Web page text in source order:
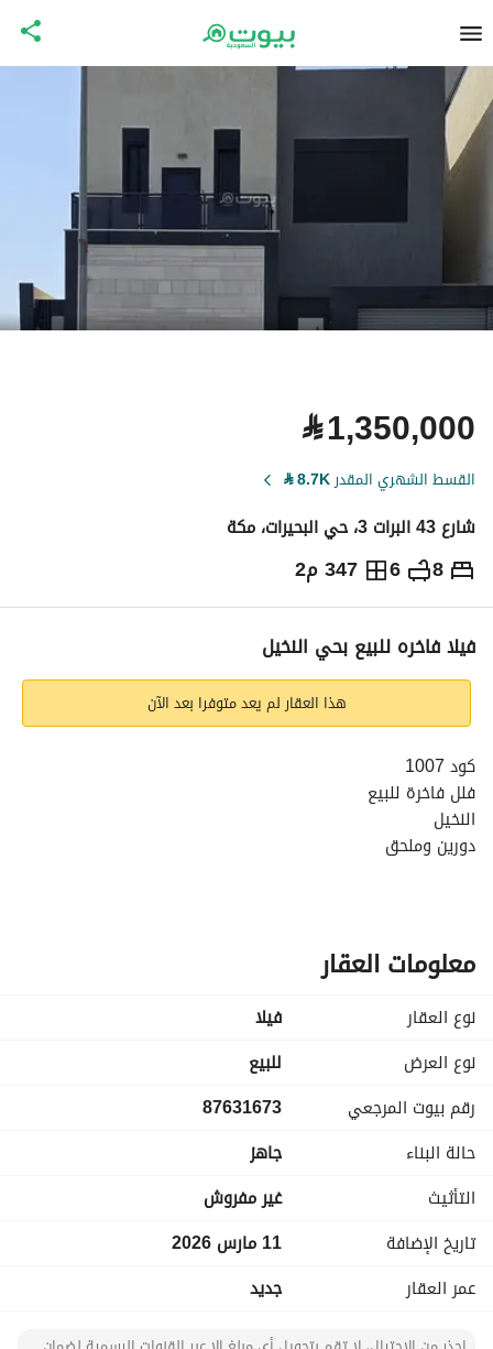
⃁1,350,000
القسط الشهري المقدر8.7K
⃁
شارع 43 البرات 3، حي البحيرات، مكة
8
6 347 م2 ⃁
1,350,000
التفاصيل معلومات ترخيص الإعلان
فيلا فاخره للبيع بحي النخيل
هذا العقار لم يعد متوفرا بعد الآن
كود 1007
فلل فاخرة للبيع
النخيل
دورين وملحق
السعر مليون 350 الف
(عدد الغرف 8)
تتكون من
مجلس رجال بحمام ومغاسل
صاله كبيرة
الدور الثاني
صاله كبيرة
غرفة ماستر
معلومات العقار
نوع العقار
فیلا
نوع العرض
للبيع
رقم بيوت المرجعي
87631673
حالة البناء
جاهز
التأثيث
غير مفروش
تاريخ الإضافة
11 مارس 2026
عمر العقار
جديد